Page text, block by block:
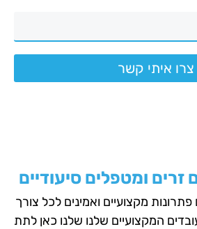
צרו איתי קשר
זרים ומטפלים סיעודיים
מקצועיים ואמינים לכל צורך
המקצועיים שלנו שלנו כאן לתת